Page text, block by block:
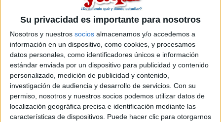
Su privacidad es importante para nosotros
Nosotros y nuestros socios almacenamos y/o accedemos a
información en un dispositivo, como cookies, y procesamos
datos personales, como identificadores únicos e información
estándar enviada por un dispositivo para publicidad y contenido
personalizado, medición de publicidad y contenido,
investigación de audiencia y desarrollo de servicios. Con su
permiso, nosotros y nuestros socios podemos utilizar datos de
localización geográfica precisa e identificación mediante las
características de dispositivos. Puede hacer clic para otorgarnos
Universidad Católica de Murcia
Doble Grado en Turismo + Publicidad y Relaciones Públicas
Universidad Católica de Murcia
Doble Grado en Turismo + Publicidad y Relaciones Públicas
Universidad Rey Juan Carlos
Doble Grado en Publicidad y Relaciones Públicas + Marketing
Universitat Autònoma de Barcelona
Grado en Publicidad y Relaciones Públicas
Universidad Rey Juan Carlos
Grado en Publicidad y Relaciones Públicas